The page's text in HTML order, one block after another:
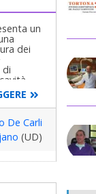
un
dei
di
utilizza
De Carli
(UD)